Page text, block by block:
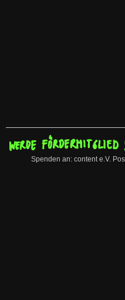
Spenden an: content e.V.